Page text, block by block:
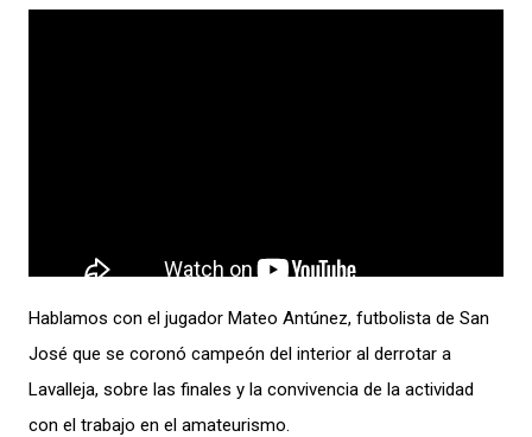
Hablamos con el jugador Mateo Antúnez, futbolista de San
José que se coronó campeón del interior al derrotar a
Lavalleja, sobre las finales y la convivencia de la actividad
con el trabajo en el amateurismo.